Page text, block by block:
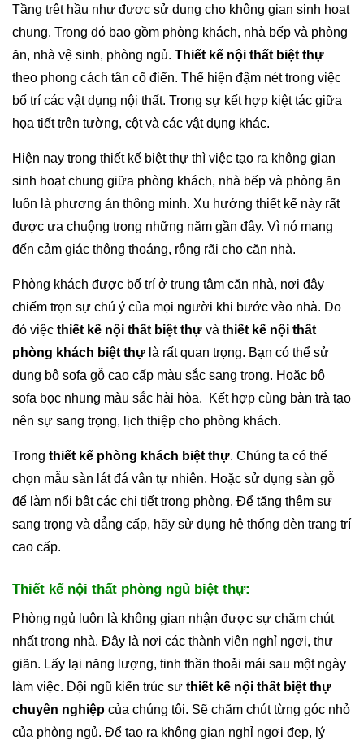
Tầng trệt hầu như được sử dụng cho không gian sinh hoạt
chung. Trong đó bao gồm phòng khách, nhà bếp và phòng
ăn, nhà vệ sinh, phòng ngủ. Thiết kế nội thất biệt thự
theo phong cách tân cổ điển. Thể hiện đậm nét trong việc
bố trí các vật dụng nội thất. Trong sự kết hợp kiệt tác giữa
họa tiết trên tường, cột và các vật dụng khác.
Hiện nay trong thiết kế biệt thự thì việc tạo ra không gian
sinh hoạt chung giữa phòng khách, nhà bếp và phòng ăn
luôn là phương án thông minh. Xu hướng thiết kế này rất
được ưa chuộng trong những năm gần đây. Vì nó mang
đến cảm giác thông thoáng, rộng rãi cho căn nhà.
Phòng khách được bố trí ở trung tâm căn nhà, nơi đây
chiếm trọn sự chú ý của mọi người khi bước vào nhà. Do
đó việc thiết kế nội thất biệt thự và thiết kế nội thất
phòng khách biệt thự là rất quan trọng. Bạn có thể sử
dụng bộ sofa gỗ cao cấp màu sắc sang trọng. Hoặc bộ
sofa bọc nhung màu sắc hài hòa. Kết hợp cùng bàn trà tạo
nên sự sang trọng, lịch thiệp cho phòng khách.
Trong thiết kế phòng khách biệt thự. Chúng ta có thể
chọn mẫu sàn lát đá vân tự nhiên. Hoặc sử dụng sàn gỗ
để làm nổi bật các chi tiết trong phòng. Để tăng thêm sự
sang trọng và đẳng cấp, hãy sử dụng hệ thống đèn trang trí
cao cấp.
Thiết kế nội thất phòng ngủ biệt thự:
Phòng ngủ luôn là không gian nhận được sự chăm chút
nhất trong nhà. Đây là nơi các thành viên nghỉ ngơi, thư
giãn. Lấy lại năng lượng, tinh thần thoải mái sau một ngày
làm việc. Đội ngũ kiến trúc sư thiết kế nội thất biệt thự
chuyên nghiệp của chúng tôi. Sẽ chăm chút từng góc nhỏ
của phòng ngủ. Để tạo ra không gian nghỉ ngơi đẹp, lý